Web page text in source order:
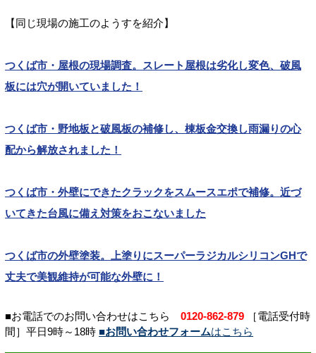
【同じ現場の施工のようすを紹介】
つくば市・屋根の現場調査。スレート屋根は劣化し変色、破風
板には穴が開いていました！
つくば市・野地板と破風板の補修し、棟板金交換し雨漏りの心
配から解放されました！
つくば市・外壁にできたクラックをスムースエポで補修。近づ
いてきた台風に備え対策をおこないました
つくば市の外壁塗装。上塗りにスーパーラジカルシリコンGHで
丈夫で美観維持が可能な外壁に！
■お電話でのお問い合わせはこちら 0120-862-879 ［電話受付時
間］平日9時～18時 ■お問い合わせフォームはこちら